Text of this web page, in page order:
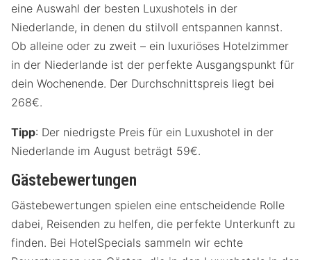
eine Auswahl der besten Luxushotels in der
Niederlande, in denen du stilvoll entspannen kannst.
Ob alleine oder zu zweit – ein luxuriöses Hotelzimmer
in der Niederlande ist der perfekte Ausgangspunkt für
dein Wochenende. Der Durchschnittspreis liegt bei
268€.
Tipp: Der niedrigste Preis für ein Luxushotel in der
Niederlande im August beträgt 59€.
Gästebewertungen
Gästebewertungen spielen eine entscheidende Rolle
dabei, Reisenden zu helfen, die perfekte Unterkunft zu
finden. Bei HotelSpecials sammeln wir echte